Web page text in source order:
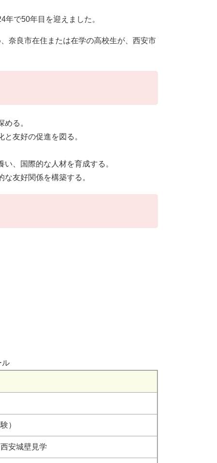
で50年目を迎えました。
奈良市在住または在学の高校生が、西安市
る。
友好の促進を図る。
、国際的な人材を育成する。
友好関係を構築する。
ル
）
安城壁見学